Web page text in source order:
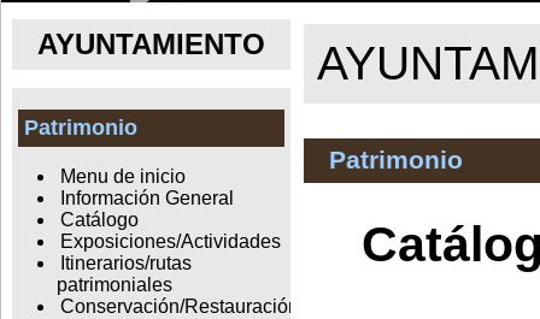
AYUNTAMIENTO
Patrimonio
Menu de inicio
Información General
Catálogo
Exposiciones/Actividades
Itinerarios/rutas
patrimoniales
Conservación/Restauración
Patrimonio